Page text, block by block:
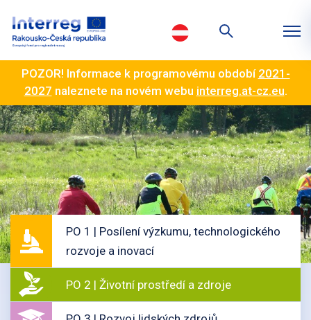
POZOR! Informace k programovému období 2021-
2027 naleznete na novém webu interreg.at-cz.eu.
PO 1 | Posílení výzkumu, technologického
rozvoje a inovací
PO 2 | Životní prostředí a zdroje